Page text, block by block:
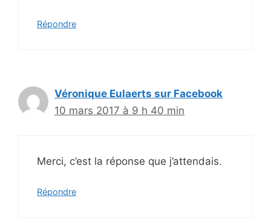
Répondre
Véronique Eulaerts sur Facebook
10 mars 2017 à 9 h 40 min
Merci, c’est la réponse que j’attendais.
Répondre